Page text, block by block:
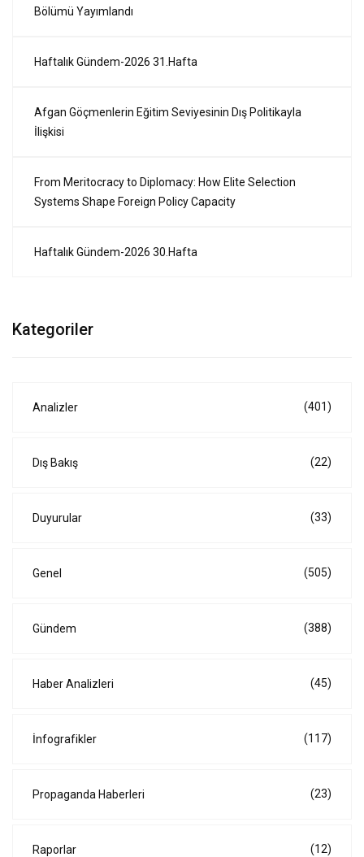
Bölümü Yayımlandı
Haftalık Gündem-2026 31.Hafta
Afgan Göçmenlerin Eğitim Seviyesinin Dış Politikayla
İlişkisi
From Meritocracy to Diplomacy: How Elite Selection
Systems Shape Foreign Policy Capacity
Haftalık Gündem-2026 30.Hafta
Kategoriler
Analizler (401)
Dış Bakış (22)
Duyurular (33)
Genel (505)
Gündem (388)
Haber Analizleri (45)
İnfografikler (117)
Propaganda Haberleri (23)
Raporlar (12)